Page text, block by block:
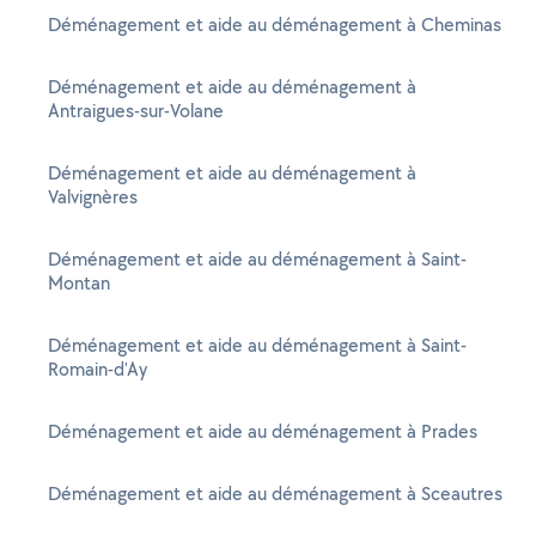
Déménagement et aide au déménagement à Cheminas
Déménagement et aide au déménagement à
Antraigues-sur-Volane
Déménagement et aide au déménagement à
Valvignères
Déménagement et aide au déménagement à Saint-
Montan
Déménagement et aide au déménagement à Saint-
Romain-d'Ay
Déménagement et aide au déménagement à Prades
Déménagement et aide au déménagement à Sceautres